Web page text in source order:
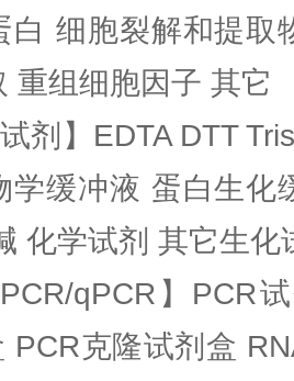
白 细胞裂解和提取
重组细胞因子 其它
试剂】EDTA DTT
学缓冲液 蛋白生化
化学试剂 其它生化
PCR/qPCR】PCR
PCR克隆试剂盒